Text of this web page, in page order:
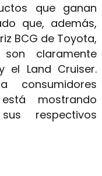
que ganan
que, además,
BCG de Toyota,
claramente
el Land Cruiser.
consumidores
mostrando
respectivos